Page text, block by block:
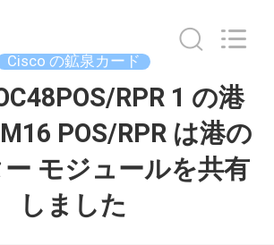
Cisco の鉱泉カード
RPR 1 の港
POS/RPR は港の
モジュールを共有
しました